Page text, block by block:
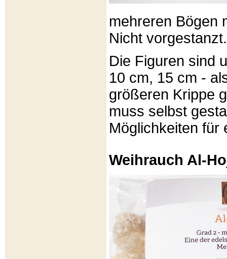
mehreren Bögen
Nicht vorgestanzt.
Die Figuren sind
10 cm, 15 cm -
größeren Krippe
muss selbst
Möglichkeiten für
Weihrauch Al-